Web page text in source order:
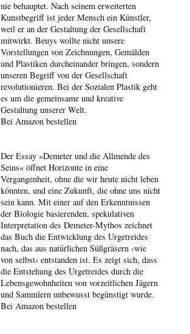
nie behauptet. Nach seinem erweiterten
Kunstbegriff ist jeder Mensch ein Künstler,
weil er an der Gestaltung der Gesellschaft
mitwirkt. Beuys wollte nicht unsere
Vorstellungen von Zeichnungen, Gemälden
und Plastiken durcheinander bringen, sondern
unseren Begriff von der Gesellschaft
revolutionieren. Bei der Sozialen Plastik geht
es um die gemeinsame und kreative
Gestaltung unserer Welt.
Bei Amazon bestellen
Der Essay »Demeter und die Allmende des
Seins« öffnet Horizonte in eine
Vergangenheit, ohne die wir heute nicht leben
könnten, und eine Zukunft, die ohne uns nicht
sein kann. Mit einer auf den Erkenntnissen
der Biologie basierenden, spekulativen
Interpretation des Demeter-Mythos zeichnet
das Buch die Entwicklung des Urgetreides
nach, das aus natürlichen Süßgräsern ›wie
von selbst‹ entstanden ist. Es zeigt sich, dass
die Entstehung des Urgetreides durch die
Lebensgewohnheiten von vorzeitlichen Jägern
und Sammlern unbewusst begünstigt wurde.
Bei Amazon bestellen